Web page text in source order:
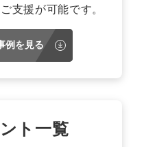
支援が可能です。
例を見る
ト一覧